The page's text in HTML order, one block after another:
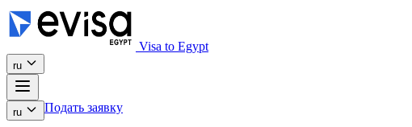
Visa to Egypt
ru
ru Подать заявку